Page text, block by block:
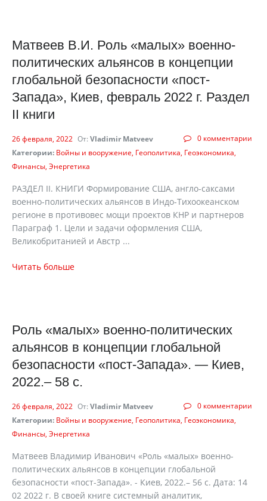
Матвеев В.И. Роль «малых» военно-
политических альянсов в концепции
глобальной безопасности «пост-
Запада», Киев, февраль 2022 г. Раздел
II книги
0 комментарии
26 февраля, 2022 От: Vladimir Matveev
Категории: Войны и вооружение Геополитика Геоэкономика
Финансы Энергетика
РАЗДЕЛ II. КНИГИ Формирование США, англо-саксами
военно-политических альянсов в Индо-Тихоокеанском
регионе в противовес мощи проектов КНР и партнеров
Параграф 1. Цели и задачи оформления США,
Великобританией и Австр ...
Читать больше
Роль «малых» военно-политических
альянсов в концепции глобальной
безопасности «пост-Запада». — Киев,
2022.– 58 с.
0 комментарии
26 февраля, 2022 От: Vladimir Matveev
Категории: Войны и вооружение Геополитика Геоэкономика
Финансы Энергетика
Матвеев Владимир Иванович «Роль «малых» военно-
политических альянсов в концепции глобальной
безопасности «пост-Запада». - Киев, 2022.– 56 с. Дата: 14
02 2022 г. В своей книге системный аналитик,